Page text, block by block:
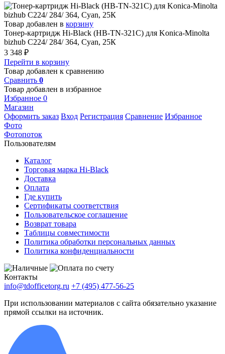
Товар добавлен в корзину
Тонер-картридж Hi-Black (HB-TN-321C) для Konica-Minolta
bizhub C224/ 284/ 364, Cyan, 25К
3 348 ₽
Перейти в корзину
Товар добавлен к сравнению
Сравнить 0
Товар добавлен в избранное
Избранное 0
Магазин
Оформить заказ Вход Регистрация Сравнение Избранное
Фото
Фотопоток
Пользователям
Каталог
Торговая марка Hi-Black
Доставка
Оплата
Где купить
Сертификаты соответствия
Пользовательское соглашение
Возврат товара
Таблицы совместимости
Политика обработки персональных данных
Политика конфиденциальности
Контакты
info@tdofficetorg.ru +7 (495) 477-56-25
При использовании материалов с сайта обязательно указание
прямой ссылки на источник.